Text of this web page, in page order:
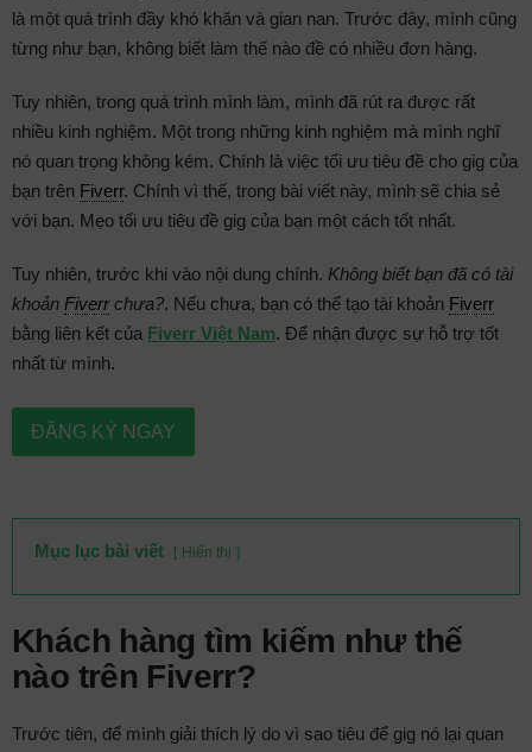
là một quá trình đầy khó khăn và gian nan. Trước đây, mình cũng
từng như bạn, không biết làm thế nào đề có nhiều đơn hàng.
Tuy nhiên, trong quá trình mình làm, mình đã rút ra được rất
nhiều kinh nghiệm. Một trong những kinh nghiệm mà mình nghĩ
nó quan trọng không kém. Chính là việc tối ưu tiêu đề cho gig của
bạn trên Fiverr. Chính vì thế, trong bài viết này, mình sẽ chia sẻ
với bạn. Mẹo tối ưu tiêu đề gig của bạn một cách tốt nhất.
Tuy nhiên, trước khi vào nội dung chính. Không biết bạn đã có tài
khoản Fiverrchưa?. Nếu chưa, bạn có thể tạo tài khoản Fiverr
bằng liên kết của Fiverr Việt Nam. Để nhận được sự hỗ trợ tốt
nhất từ mình.
ĐĂNG KÝ NGAY
Mục lục bài viết Hiển thị
Khách hàng tìm kiếm như thế
nào trên Fiverr?
Trước tiên, để mình giải thích lý do vì sao tiêu để gig nó lại quan